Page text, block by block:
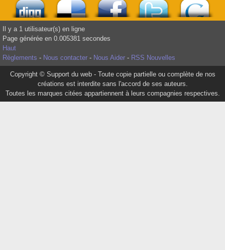
Il y a 1 utilisateur(s) en ligne
Page générée en 0.005381 secondes
Haut
Règlements - Nous contacter - Nous Aider - RSS Nouvelles
Copyright © Support du web - Toute copie partielle ou complète de nos
créations est interdite sans l'accord de ses auteurs.
Toutes les marques citées appartiennent à leurs compagnies respectives.